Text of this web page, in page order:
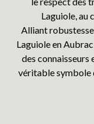
Laguiole, au
Alliant
Laguiole en
des connaisseurs
véritable symbole